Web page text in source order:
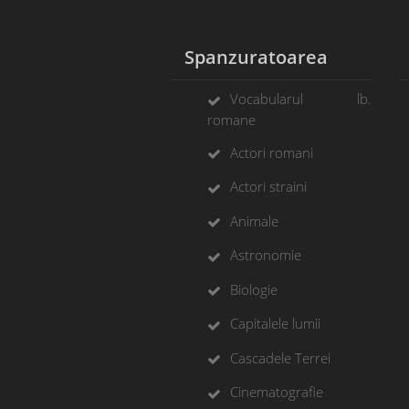
Spanzuratoarea
Vocabularul lb.
romane
Actori romani
Actori straini
Animale
Astronomie
Biologie
Capitalele lumii
Cascadele Terrei
Cinematografie